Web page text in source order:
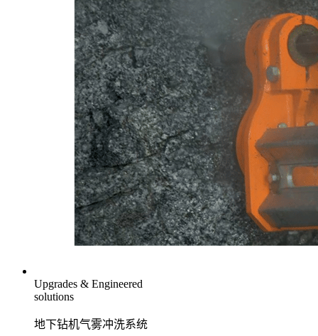
Upgrades & Engineered
solutions
地下钻机气雾冲洗系统